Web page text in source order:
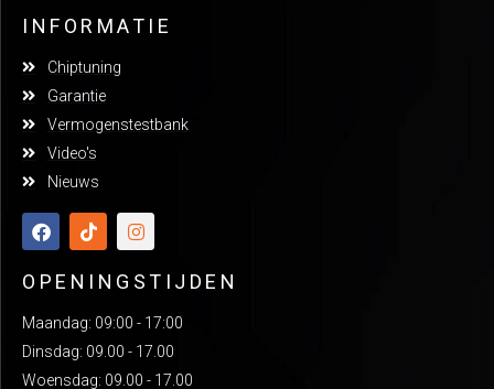
INFORMATIE
Chiptuning
Garantie
Vermogenstestbank
Video's
Nieuws
OPENINGSTIJDEN
Maandag: 09:00 - 17:00
Dinsdag: 09.00 - 17.00
Woensdag: 09.00 - 17.00